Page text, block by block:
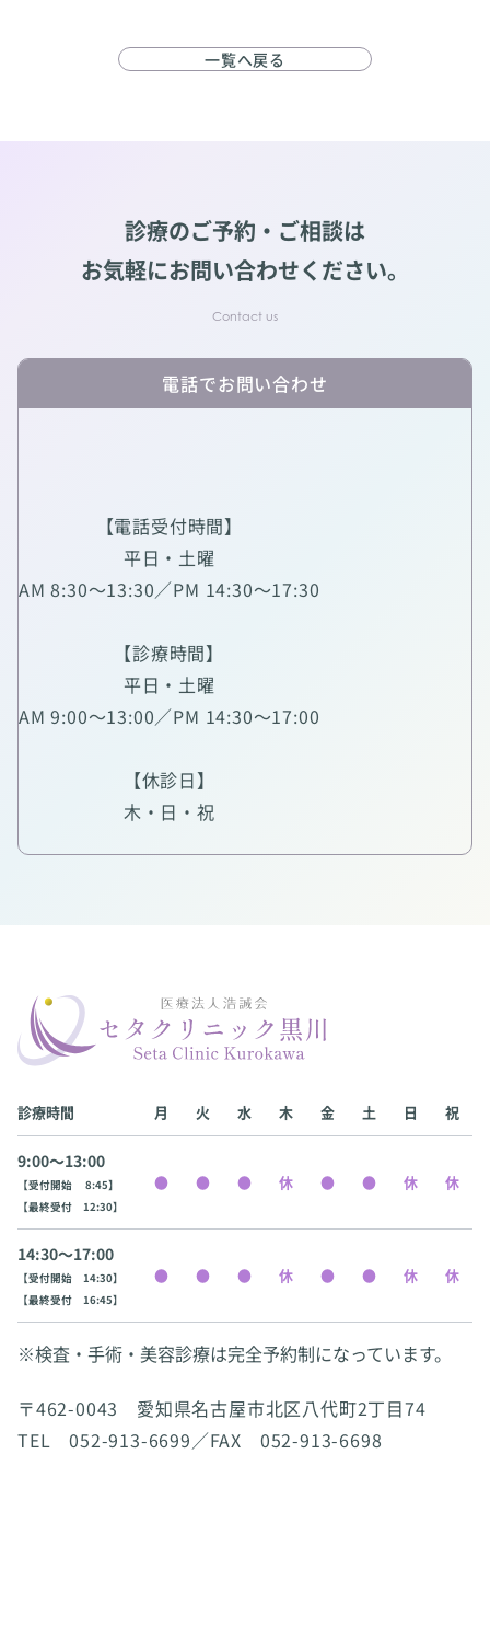
一覧へ戻る
診療のご予約・ご相談は
お気軽にお問い合わせください。
電話でお問い合わせ
【電話受付時間】
平日・土曜
AM 8:30～13:30／PM 14:30～17:30
【診療時間】
平日・土曜
AM 9:00～13:00／PM 14:30～17:00
【休診日】
木・日・祝
診療時間 月 火 水 木 金 土 日 祝
9:00〜13:00
【受付開始 8:45】
【最終受付 12:30】
14:30〜17:00
【受付開始 14:30】
【最終受付 16:45】
※検査・手術・美容診療は完全予約制になっています。
〒462-0043 愛知県名古屋市北区八代町2丁目74
TEL 052-913-6699／FAX 052-913-6698